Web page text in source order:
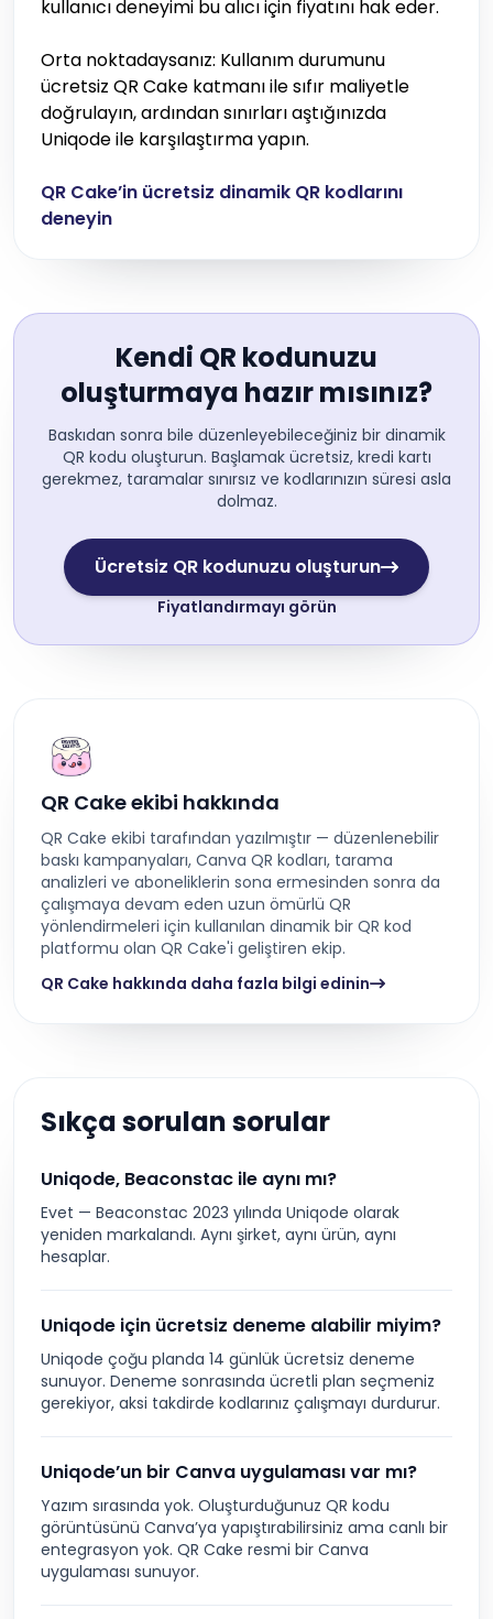
kullanıcı deneyimi bu alıcı için fiyatını hak eder.
Orta noktadaysanız: Kullanım durumunu
ücretsiz QR Cake katmanı ile sıfır maliyetle
doğrulayın, ardından sınırları aştığınızda
Uniqode ile karşılaştırma yapın.
QR Cake’in ücretsiz dinamik QR kodlarını
deneyin
Kendi QR kodunuzu
oluşturmaya hazır mısınız?
Baskıdan sonra bile düzenleyebileceğiniz bir dinamik
QR kodu oluşturun. Başlamak ücretsiz, kredi kartı
gerekmez, taramalar sınırsız ve kodlarınızın süresi asla
dolmaz.
Ücretsiz QR kodunuzu oluşturun
Fiyatlandırmayı görün
QR Cake ekibi hakkında
QR Cake ekibi tarafından yazılmıştır — düzenlenebilir
baskı kampanyaları, Canva QR kodları, tarama
analizleri ve aboneliklerin sona ermesinden sonra da
çalışmaya devam eden uzun ömürlü QR
yönlendirmeleri için kullanılan dinamik bir QR kod
platformu olan QR Cake'i geliştiren ekip.
QR Cake hakkında daha fazla bilgi edinin
Sıkça sorulan sorular
Uniqode, Beaconstac ile aynı mı?
Evet — Beaconstac 2023 yılında Uniqode olarak
yeniden markalandı. Aynı şirket, aynı ürün, aynı
hesaplar.
Uniqode için ücretsiz deneme alabilir miyim?
Uniqode çoğu planda 14 günlük ücretsiz deneme
sunuyor. Deneme sonrasında ücretli plan seçmeniz
gerekiyor, aksi takdirde kodlarınız çalışmayı durdurur.
Uniqode’un bir Canva uygulaması var mı?
Yazım sırasında yok. Oluşturduğunuz QR kodu
görüntüsünü Canva’ya yapıştırabilirsiniz ama canlı bir
entegrasyon yok. QR Cake resmi bir Canva
uygulaması sunuyor.